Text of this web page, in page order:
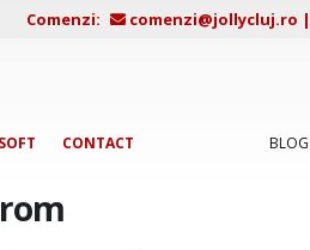
Comenzi: comenzi@jollycluj.ro |
CONTACT BLOG